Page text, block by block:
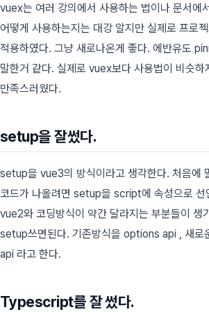
vuex는 여러 강의에서 사용하는 법이나 문서에
어떻게 사용하는지는 대강 알지만 실제로 프로
적용하였다. 그냥 새로나온게 좋다. 에반유도
말한거 같다. 실제로 vuex보다 사용법이 비슷하
만족스러웠다.
setup을 잘썼다.
setup을 vue3의 방식이라고 생각한다. 처음에
코드가 나올려면 setup을 script에 속성으로 선
vue2와 코딩방식이 약간 달라지는 부분들이 생
setup쓰면된다. 기존방식을 options api , 새
api 라고 한다.
Typescript를 잘 썼다.